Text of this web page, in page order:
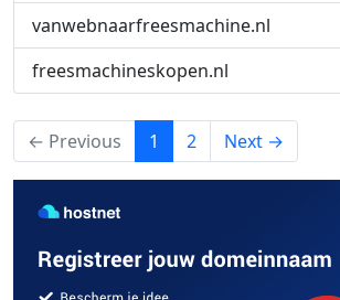
vanwebnaarfreesmachine.nl
freesmachineskopen.nl
← Previous 1 (current)
2 Next →